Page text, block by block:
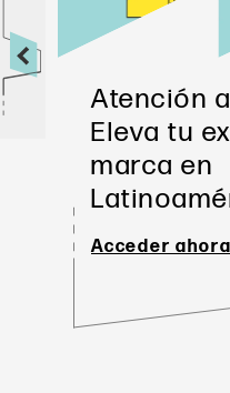
Atención
Eleva tu
marca en
Acceder